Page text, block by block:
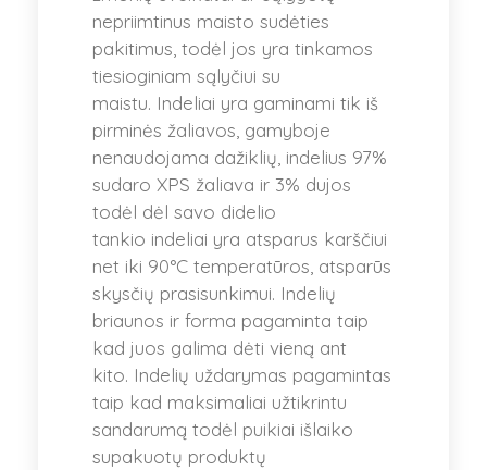
nepriimtinus maisto sudėties
pakitimus, todėl jos yra tinkamos
tiesioginiam sąlyčiui su
maistu. Indeliai yra gaminami tik iš
pirminės žaliavos, gamyboje
nenaudojama dažiklių, indelius 97%
sudaro XPS žaliava ir 3% dujos
todėl dėl savo didelio
tankio indeliai yra atsparus karščiui
net iki 90°C temperatūros, atsparūs
skysčių prasisunkimui. Indelių
briaunos ir forma pagaminta taip
kad juos galima dėti vieną ant
kito. Indelių uždarymas pagamintas
taip kad maksimaliai užtikrintu
sandarumą todėl puikiai išlaiko
supakuotų produktų